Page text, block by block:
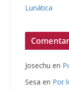
Lunática
Josechu en
Sesa en Por